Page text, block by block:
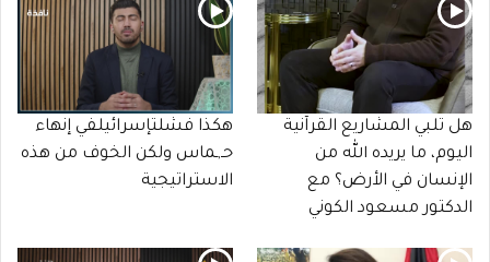
هل تلبي المشاريع القرآنية
اليوم، ما يريده الله من
الإنسان في الأرض؟ مع
الدكتور مسعود الكوني
هكذا فشلتإسرائيلفي إنهاء
حـ,ـماس ولكن الخوف من هذه
الاستراتيجية